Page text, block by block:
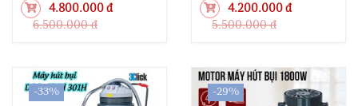
4.800.000 đ
6.500.000 đ
4.200.000 đ
5.500.000 đ
-33% -29%